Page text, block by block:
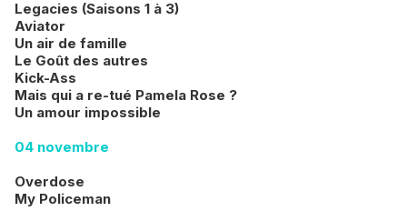
Legacies (Saisons 1 à 3)
Aviator
Un air de famille
Le Goût des autres
Kick-Ass
Mais qui a re-tué Pamela Rose ?
Un amour impossible
04 novembre
Overdose
My Policeman